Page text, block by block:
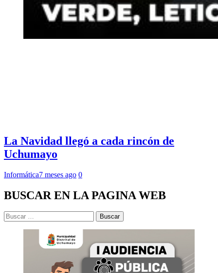
La Navidad llegó a cada rincón de
Uchumayo
Informática7 meses ago 0
BUSCAR EN LA PAGINA WEB
Buscar: